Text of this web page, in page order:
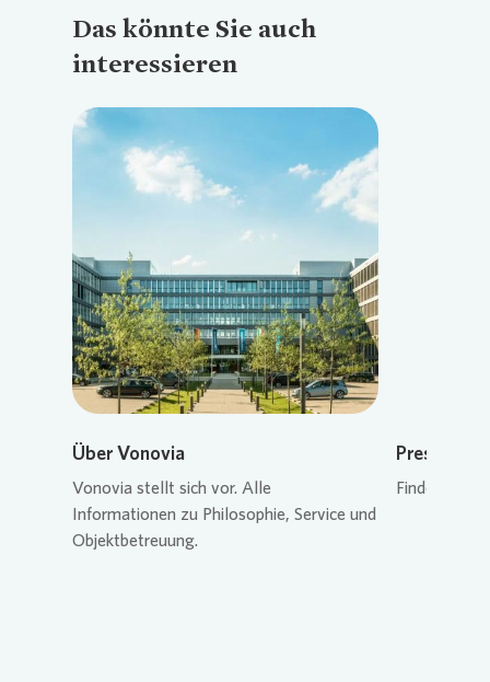
Das könnte Sie auch
interessieren
Loading...
Über Vonovia
Vonovia stellt sich vor. Alle
Informationen zu Philosophie, Service und
Objektbetreuung.
Finden Sie